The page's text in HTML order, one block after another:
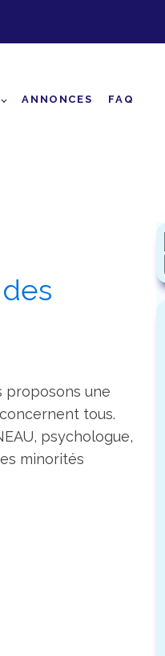
ANNONCES FAQ
proposons une
tous.
psychologue,
minorités